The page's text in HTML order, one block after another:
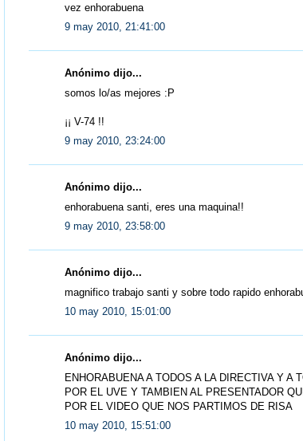
vez enhorabuena
9 may 2010, 21:41:00
Anónimo dijo...
somos lo/as mejores :P
¡¡ V-74 !!
9 may 2010, 23:24:00
Anónimo dijo...
enhorabuena santi, eres una maquina!!
9 may 2010, 23:58:00
Anónimo dijo...
magnifico trabajo santi y sobre todo rapido
10 may 2010, 15:01:00
Anónimo dijo...
ENHORABUENA A TODOS A LA DIRECTIVA Y A
POR EL UVE Y TAMBIEN AL PRESENTADOR
POR EL VIDEO QUE NOS PARTIMOS DE RISA
10 may 2010, 15:51:00